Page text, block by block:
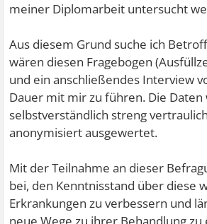
meiner Diplomarbeit untersucht
Aus diesem Grund suche ich
wären diesen Fragebogen
und ein anschließendes Interview
Dauer mit mir zu führen. Die Daten
selbstverständlich streng
anonymisiert ausgewertet.
Mit der Teilnahme an dieser
bei, den Kenntnisstand über diese
Erkrankungen zu verbessern und